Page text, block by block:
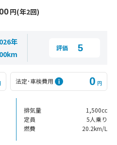
円(年2回)
年
評価 5
法定･車検費用 0 円
排気量
1,500cc
定員
5人乗り
燃費
20.2km/L